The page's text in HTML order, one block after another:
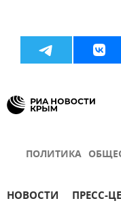
ПОЛИТИКА
НОВОСТИ ПРЕСС-